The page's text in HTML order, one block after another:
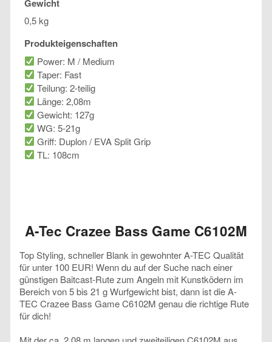
A-Tec Crazee Bass Game C6102M
Top Styling, schneller Blank in gewohnter A-TEC Qualität
für unter 100 EUR! Wenn du auf der Suche nach einer
günstigen Baitcast-Rute zum Angeln mit Kunstködern im
Bereich von 5 bis 21 g Wurfgewicht bist, dann ist die A-
TEC Crazee Bass Game C6102M genau die richtige Rute
für dich!
Gewicht
0,5 kg
Produkteigenschaften
Power: M / Medium
Taper: Fast
Teilung: 2-teilig
Länge: 2,08m
Gewicht: 127g
WG: 5-21g
Griff: Duplon / EVA Split Grip
TL: 108cm